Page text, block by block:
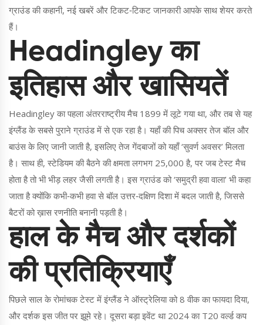
ग्राउंड की कहानी, नई खबरें और टिकट‑टिकट जानकारी आपके साथ शेयर करते
हैं।
Headingley का
इतिहास और खासियतें
Headingley का पहला अंतरराष्ट्रीय मैच 1899 में लूटे गया था, और तब से यह
इंग्लैंड के सबसे पुराने ग्राउंड में से एक रहा है। यहाँ की पिच अक्सर तेज बॉल और
बाउंस के लिए जानी जाती है, इसलिए तेज गेंदबाजों को यहाँ ‘सुवर्ण अवसर’ मिलता
है। साथ ही, स्टेडियम की बैठने की क्षमता लगभग 25,000 है, पर जब टेस्ट मैच
होता है तो भी भीड़ लहर जैसी लगती है। इस ग्राउंड को ‘समुद्री हवा वाला’ भी कहा
जाता है क्योंकि कभी‑कभी हवा से बॉल उत्तर‑दक्षिण दिशा में बदल जाती है, जिससे
बैटरों को ख़ास रणनीति बनानी पड़ती है।
हाल के मैच और दर्शकों
की प्रतिक्रियाएँ
पिछले साल के रोमांचक टेस्ट में इंग्लैंड ने ऑस्ट्रेलिया को 8 वीक का फायदा दिया,
और दर्शक इस जीत पर झूमे रहे। दूसरा बड़ा इवेंट था 2024 का T20 वर्ल्ड कप